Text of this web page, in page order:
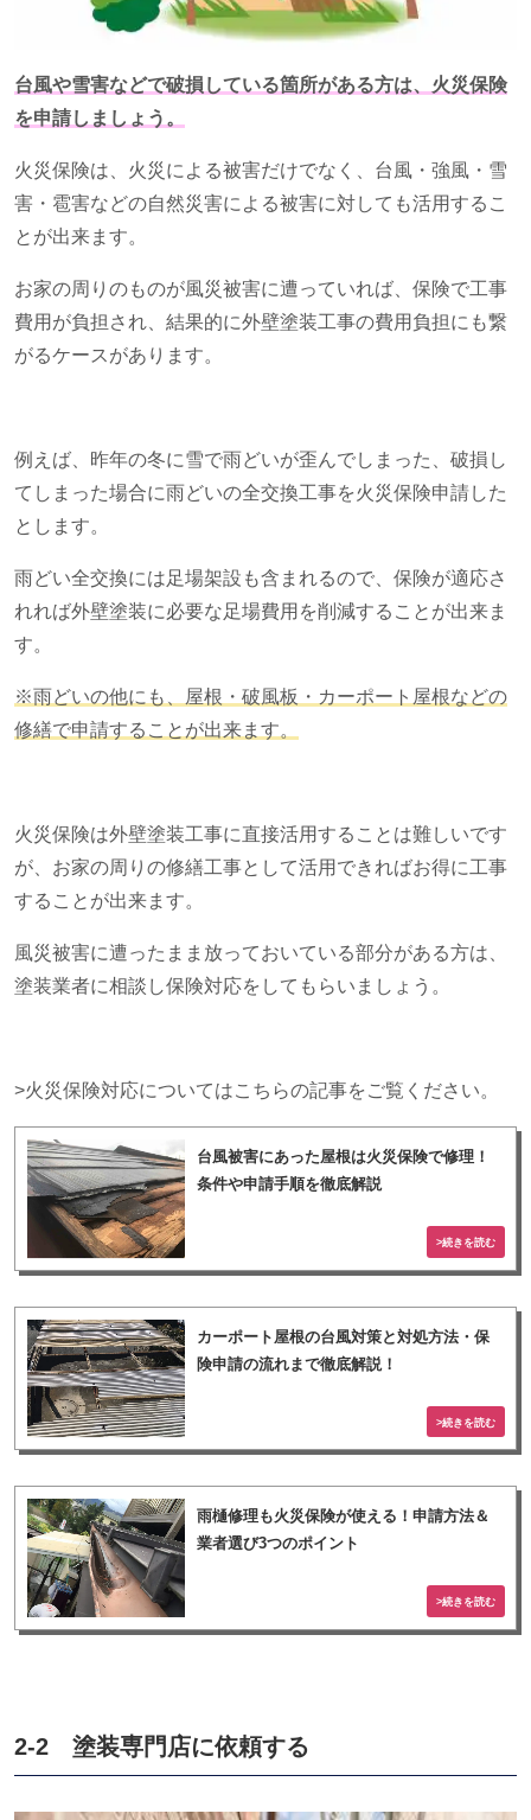
台風や雪害などで破損している箇所がある方は、火災保険
を申請しましょう。
火災保険は、火災による被害だけでなく、台風・強風・雪
害・雹害などの自然災害による被害に対しても活用するこ
とが出来ます。
お家の周りのものが風災被害に遭っていれば、保険で工事
費用が負担され、結果的に外壁塗装工事の費用負担にも繋
がるケースがあります。
例えば、昨年の冬に雪で雨どいが歪んでしまった、破損し
てしまった場合に雨どいの全交換工事を火災保険申請した
とします。
雨どい全交換には足場架設も含まれるので、保険が適応さ
れれば外壁塗装に必要な足場費用を削減することが出来ま
す。
※雨どいの他にも、屋根・破風板・カーポート屋根などの
修繕で申請することが出来ます。
火災保険は外壁塗装工事に直接活用することは難しいです
が、お家の周りの修繕工事として活用できればお得に工事
することが出来ます。
風災被害に遭ったまま放っておいている部分がある方は、
塗装業者に相談し保険対応をしてもらいましょう。
>火災保険対応についてはこちらの記事をご覧ください。
台風被害にあった屋根は火災保険で修理！
条件や申請手順を徹底解説
カーポート屋根の台風対策と対処方法・保
険申請の流れまで徹底解説！
雨樋修理も火災保険が使える！申請方法＆
業者選び3つのポイント
2-2 塗装専門店に依頼する